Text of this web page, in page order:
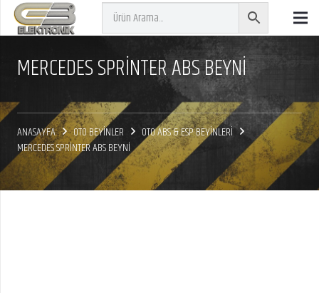
MERCEDES SPRİNTER ABS BEYNİ
ANASAYFA OTO BEYİNLER
OTO ABS & ESP BEYİNLERİ
MERCEDES SPRİNTER ABS BEYNİ